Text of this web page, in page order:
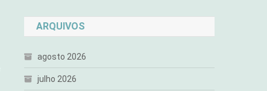
ARQUIVOS
agosto 2026
julho 2026